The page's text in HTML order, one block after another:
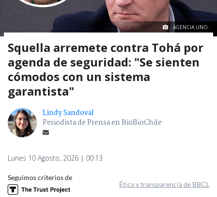
AGENCIA UNO.
Squella arremete contra Tohá por
agenda de seguridad: "Se sienten
cómodos con un sistema
garantista"
Lindy Sandoval
Periodista de Prensa en BioBioChile
Lunes 10 Agosto, 2026 | 00:13
Seguimos criterios de
Ética y transparencia de BBCL